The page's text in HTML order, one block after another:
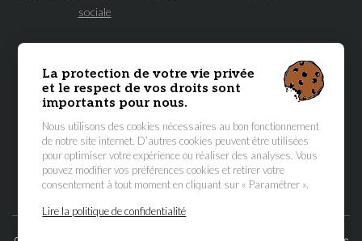
sociale
NAVIGATION
PRINCIPALEACCUEIL
FORMATIONS MÉDICO-SOCIALES
FORMATEUR·ICES
ATELIER DES AIDANT·ES
À PROPOS
RENSEIGNEMENTS
ACCÈS STAGIAIRES
ACCÈS FORMATEUR·ICES
Suivez-nous :
La protection de votre vie privée
et le respect de vos droits sont
importants pour nous.
Nous utilisons des cookies nécessaires au bon fonctionnement
de notre site internet. D’autres cookies peuvent être utilisées
pour optimiser votre expérience ou réaliser des analyses. Vous
pouvez modifier vos préférences cookies et retirer votre
consentement à tout moment en cliquant sur « Paramétrer ».
Lire la politique de confidentialité